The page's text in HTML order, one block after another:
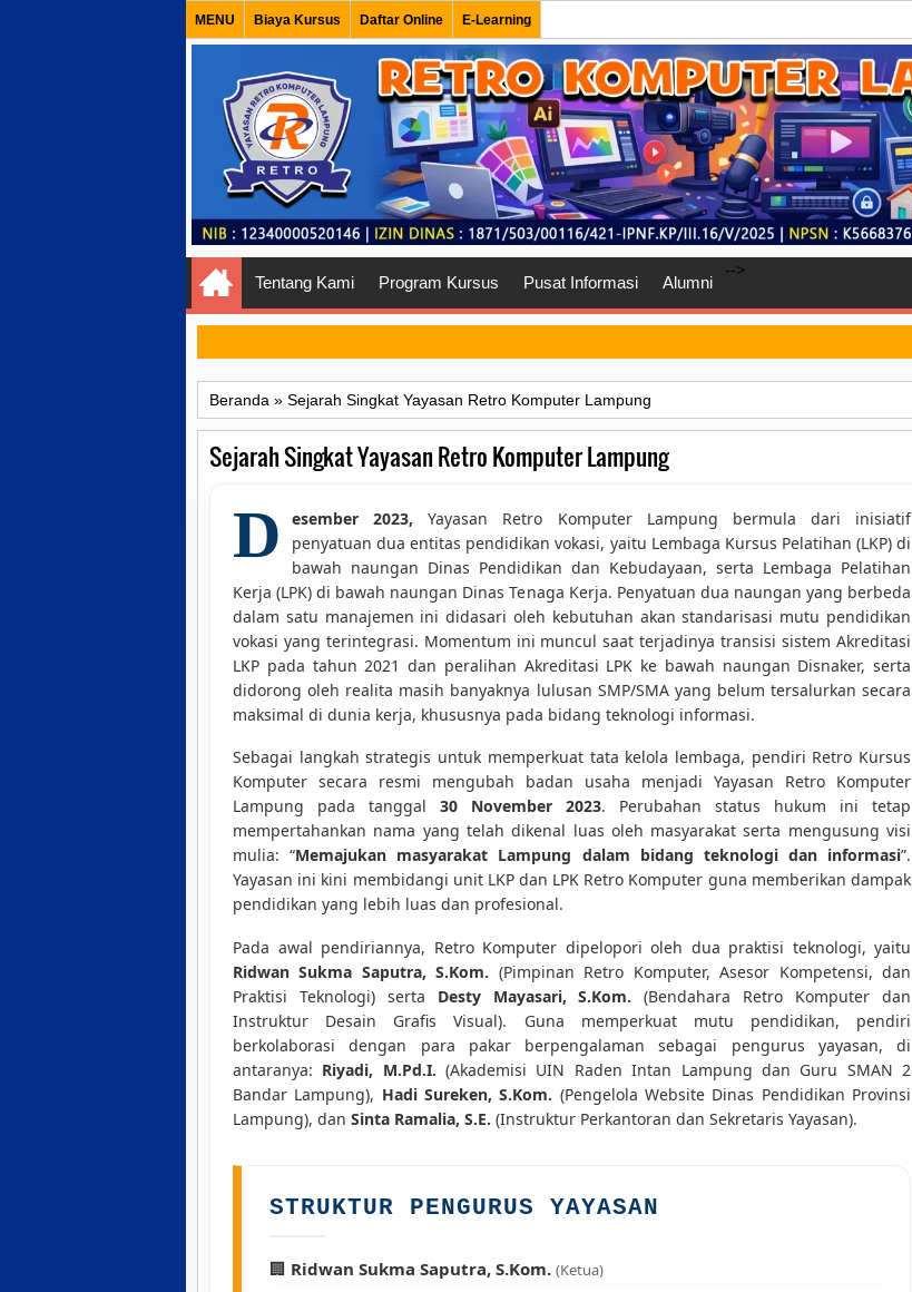
MENU Biaya Kursus Daftar Online E-Learning
Tentang Kami Program Kursus Pusat Informasi Alumni
-->
Beranda » Sejarah Singkat Yayasan Retro Komputer Lampung
Sejarah Singkat Yayasan Retro Komputer Lampung
D esember 2023, Yayasan Retro Komputer Lampung bermula dari inisiatif
penyatuan dua entitas pendidikan vokasi, yaitu Lembaga Kursus Pelatihan (LKP) di
bawah naungan Dinas Pendidikan dan Kebudayaan, serta Lembaga Pelatihan
Kerja (LPK) di bawah naungan Dinas Tenaga Kerja. Penyatuan dua naungan yang berbeda
dalam satu manajemen ini didasari oleh kebutuhan akan standarisasi mutu pendidikan
vokasi yang terintegrasi. Momentum ini muncul saat terjadinya transisi sistem Akreditasi
LKP pada tahun 2021 dan peralihan Akreditasi LPK ke bawah naungan Disnaker, serta
didorong oleh realita masih banyaknya lulusan SMP/SMA yang belum tersalurkan secara
maksimal di dunia kerja, khususnya pada bidang teknologi informasi.
Sebagai langkah strategis untuk memperkuat tata kelola lembaga, pendiri Retro Kursus
Komputer secara resmi mengubah badan usaha menjadi Yayasan Retro Komputer
Lampung pada tanggal 30 November 2023. Perubahan status hukum ini tetap
mempertahankan nama yang telah dikenal luas oleh masyarakat serta mengusung visi
mulia: “Memajukan masyarakat Lampung dalam bidang teknologi dan informasi”.
Yayasan ini kini membidangi unit LKP dan LPK Retro Komputer guna memberikan dampak
pendidikan yang lebih luas dan profesional.
Pada awal pendiriannya, Retro Komputer dipelopori oleh dua praktisi teknologi, yaitu
Ridwan Sukma Saputra, S.Kom. (Pimpinan Retro Komputer, Asesor Kompetensi, dan
Praktisi Teknologi) serta Desty Mayasari, S.Kom. (Bendahara Retro Komputer dan
Instruktur Desain Grafis Visual). Guna memperkuat mutu pendidikan, pendiri
berkolaborasi dengan para pakar berpengalaman sebagai pengurus yayasan, di
antaranya: Riyadi, M.Pd.I. (Akademisi UIN Raden Intan Lampung dan Guru SMAN 2
Bandar Lampung), Hadi Sureken, S.Kom. (Pengelola Website Dinas Pendidikan Provinsi
Lampung), dan Sinta Ramalia, S.E. (Instruktur Perkantoran dan Sekretaris Yayasan).
STRUKTUR PENGURUS YAYASAN
🏢 Ridwan Sukma Saputra, S.Kom. (Ketua)